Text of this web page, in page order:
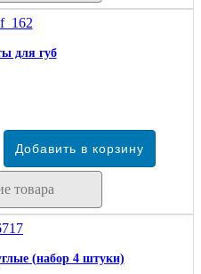
для губ
товара
(набор 4 штуки)